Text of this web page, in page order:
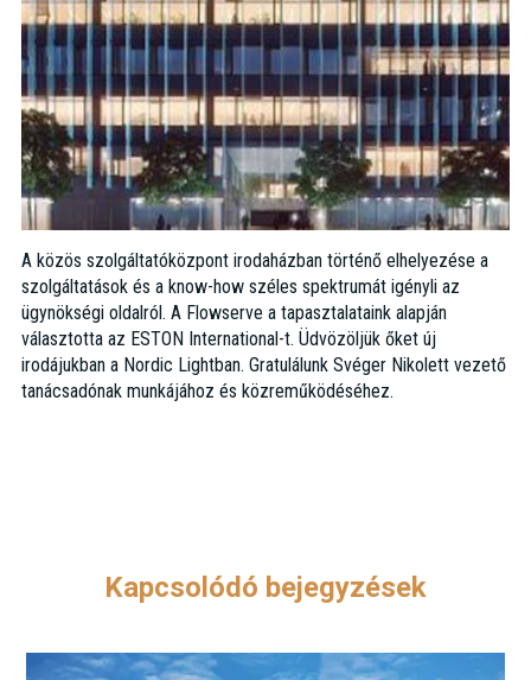
A közös szolgáltatóközpont irodaházban történő elhelyezése a
szolgáltatások és a know-how széles spektrumát igényli az
ügynökségi oldalról. A Flowserve a tapasztalataink alapján
választotta az ESTON International-t. Üdvözöljük őket új
irodájukban a Nordic Lightban. Gratulálunk Svéger Nikolett vezető
tanácsadónak munkájához és közreműködéséhez.
Kapcsolódó bejegyzések